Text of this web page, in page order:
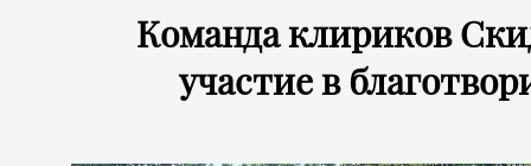
Команда клириков
участие в